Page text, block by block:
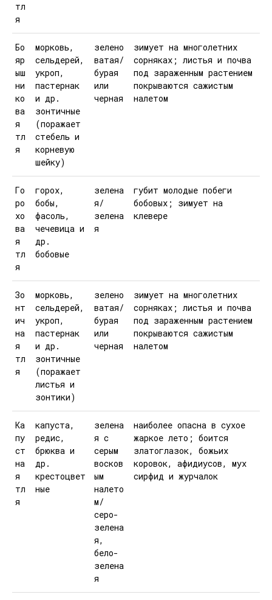
тл
я
Бо
яр
ыш
ни
ко
ва
я
тл
я
морковь,
сельдерей,
укроп,
пастернак
и др.
зонтичные
(поражает
стебель и
корневую
шейку)
зелено
ватая/
бурая
или
черная
зимует на многолетних
сорняках; листья и почва
под зараженным растением
покрываются сажистым
налетом
Го
ро
хо
ва
я
тл
я
горох,
бобы,
фасоль,
чечевица и
др.
бобовые
зелена
я/
зелена
я
губит молодые побеги
бобовых; зимует на
клевере
Зо
нт
ич
на
я
тл
я
морковь,
сельдерей,
укроп,
пастернак
и др.
зонтичные
(поражает
листья и
зонтики)
зелено
ватая/
бурая
или
черная
зимует на многолетних
сорняках; листья и почва
под зараженным растением
покрываются сажистым
налетом
Ка
пу
ст
на
я
тл
я
капуста,
редис,
брюква и
др.
крестоцвет
ные
зелена
я с
серым
восков
ым
налето
м/
серо-
зелена
я,
бело-
зелена
я
наиболее опасна в сухое
жаркое лето; боится
златоглазок, божьих
коровок, афидиусов, мух
сирфид и журчалок